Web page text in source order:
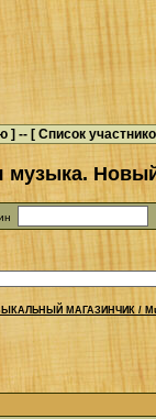
] -- [ Список
музыка.
МАГАЗИНЧИК /